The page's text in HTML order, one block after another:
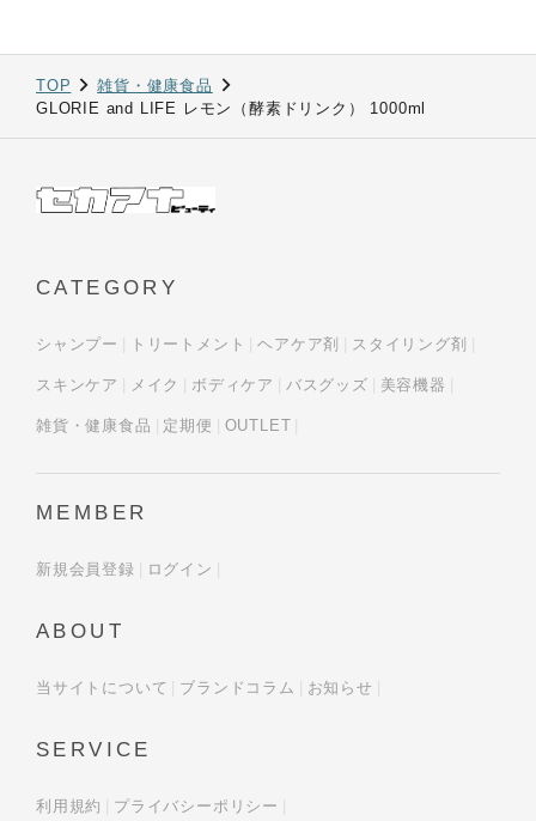
TOP
雑貨・健康食品
GLORIE and LIFE レモン（酵素ドリンク） 1000ml
CATEGORY
シャンプー トリートメント ヘアケア剤 スタイリング剤
スキンケア メイク ボディケア バスグッズ 美容機器
雑貨・健康食品 定期便 OUTLET
MEMBER
新規会員登録 ログイン
ABOUT
当サイトについて ブランドコラム お知らせ
SERVICE
利用規約 プライバシーポリシー